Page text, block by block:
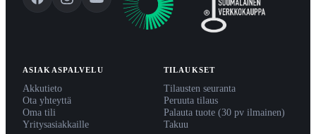
ASIAKASPALVELU
Akkutieto
Ota yhteyttä
Oma tili
Yritysasiakkaille
TILAUKSET
Tilausten seuranta
Peruuta tilaus
Palauta tuote (30 pv ilmainen)
Takuu